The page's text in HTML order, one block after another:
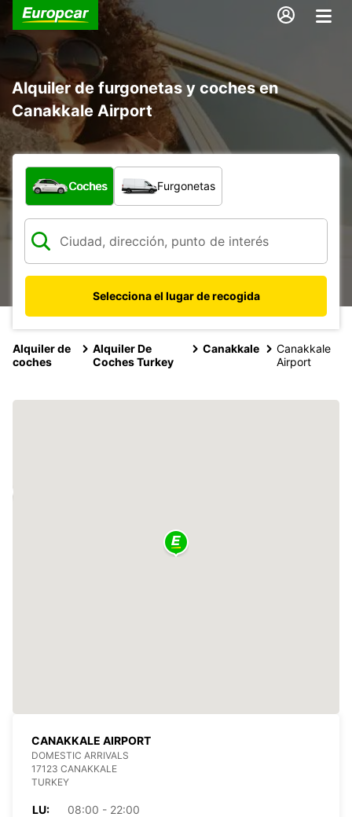
Alquiler de furgonetas y coches en
Canakkale Airport
¿Qué tipo de vehículo?
Coches Furgonetas
Selecciona el lugar de recogida
Alquiler de
coches
Alquiler De
Coches Turkey
Canakkale
Canakkale
Airport
CANAKKALE AIRPORT
DOMESTIC ARRIVALS
17123 CANAKKALE
TURKEY
LU:
08:00 - 22:00